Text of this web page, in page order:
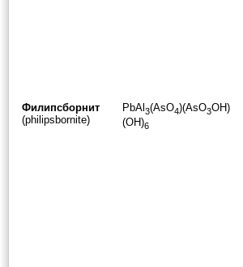
Филипсборнит
(philipsbornite)
PbAl 3(AsO4)(AsO3OH)
(OH)6